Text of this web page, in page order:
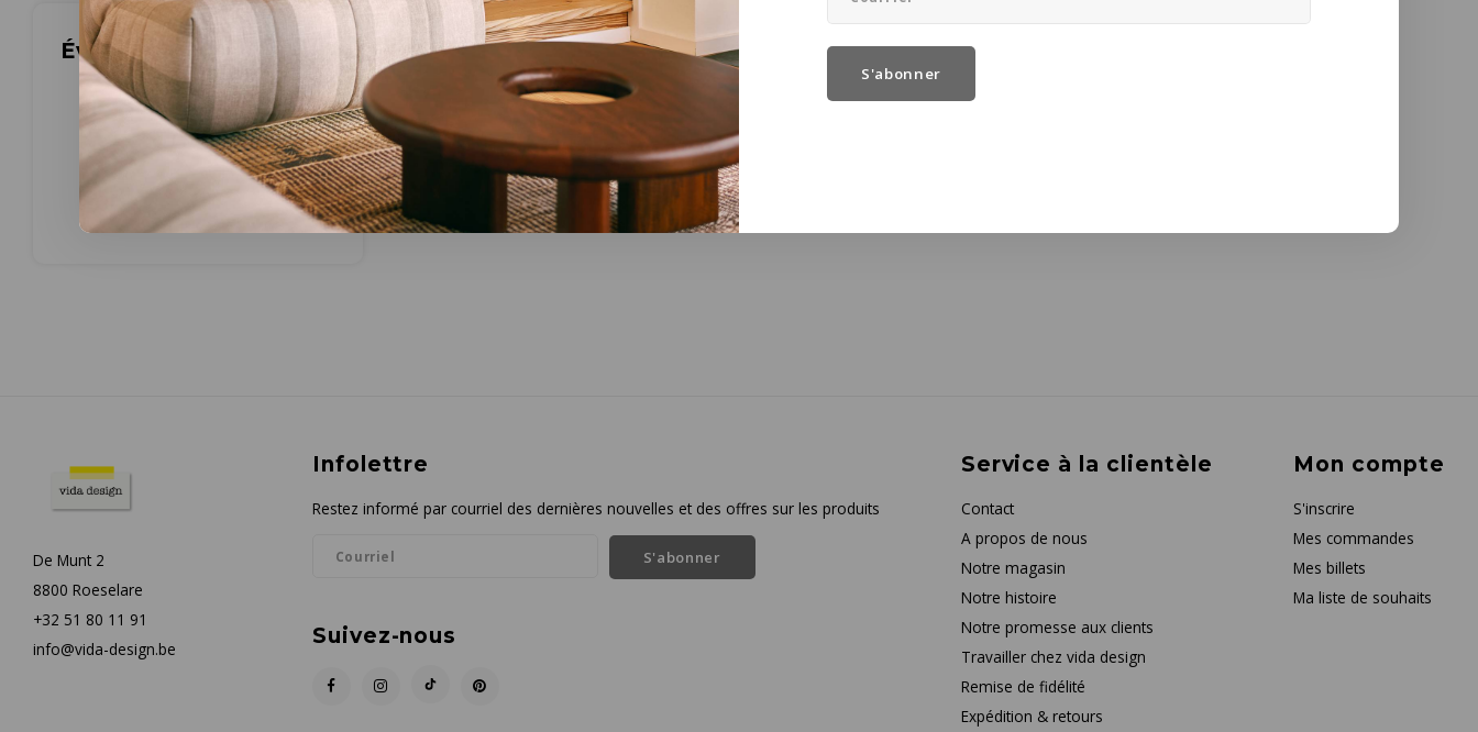
S'abonner
Évaluations
De Munt 2
8800 Roeselare
+32 51 80 11 91
info@vida-design.be
Infolettre
Restez informé par courriel des dernières nouvelles et des offres sur les produits
S'abonner
Suivez-nous
Service à la clientèle
Contact
A propos de nous
Notre magasin
Notre histoire
Notre promesse aux clients
Travailler chez vida design
Remise de fidélité
Expédition & retours
Mon compte
S'inscrire
Mes commandes
Mes billets
Ma liste de souhaits